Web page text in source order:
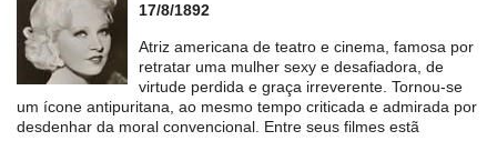
17/8/1892
Atriz americana de teatro e cinema, famosa por
retratar uma mulher sexy e desafiadora, de
virtude perdida e graça irreverente. Tornou-se
um ícone antipuritana, ao mesmo tempo criticada e admirada por
desdenhar da moral convencional. Entre seus filmes estã